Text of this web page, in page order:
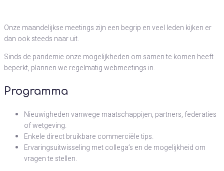
Onze maandelijkse meetings zijn een begrip en veel leden kijken er
dan ook steeds naar uit.
Sinds de pandemie onze mogelijkheden om samen te komen heeft
beperkt, plannen we regelmatig webmeetings in.
Programma
Nieuwigheden vanwege maatschappijen, partners, federaties
of wetgeving.
Enkele direct bruikbare commerciële tips.
Ervaringsuitwisseling met collega’s en de mogelijkheid om
vragen te stellen.